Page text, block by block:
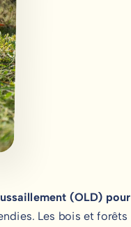
(OLD) pour
Les bois et forêts